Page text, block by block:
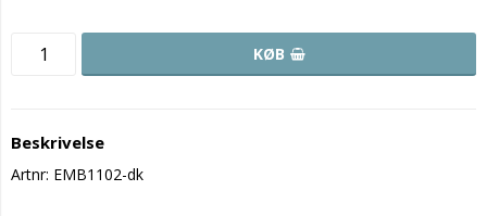
KØB
Beskrivelse
Artnr: EMB1102-dk